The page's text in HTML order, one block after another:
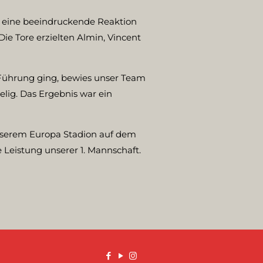
beeindruckende Reaktion
Tore erzielten Almin, Vincent
ging, bewies unser Team
Das Ergebnis war ein
Europa Stadion auf dem
unserer 1. Mannschaft.